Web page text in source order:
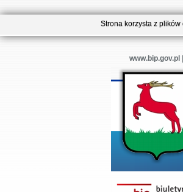
Strona korzysta z
www.bip.gov.pl